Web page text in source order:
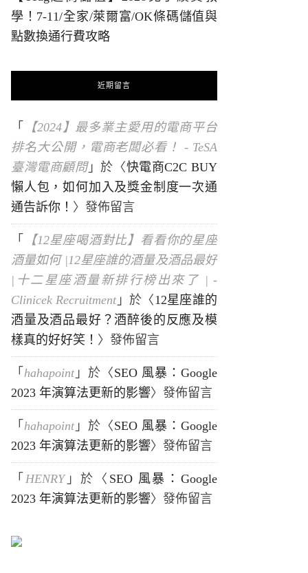
學！7-11/全家/萊爾富/OK條碼儲值與
點數換通行費攻略
近期留言
「
【2024】最多業主愛用的電商平台
排名大公開，電商老闆必看！ - TeSA
臺灣電商顧問」於〈快電商C2C BUY
懶人包，如何加入及獎金制度一次通
通告訴你！ 〉發佈留言
「
【12星座喝酒對比】看看你的星座
酒量如何 |12星座誰的酒量及酒品最好
|十二星座酒量新排行榜出來了 | -
Clinicek Recruitment 」於〈 12星座誰的
酒量及酒品最好？酒醉後的反應及模
樣真的好好笑！ 〉發佈留言
「 hahapoint 」於〈 SEO 風暴：Google
2023 年演算法更新的影響〉發佈留言
「 hahapoint 」於〈 SEO 風暴：Google
2023 年演算法更新的影響〉發佈留言
「 HENRY」於〈 SEO 風暴：Google
2023 年演算法更新的影響〉發佈留言